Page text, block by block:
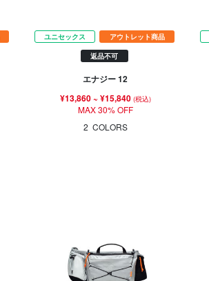
ユニセックス アウトレット商品
返品不可
エナジー 12
¥13,860~ ¥15,840 (税込)
MAX 30% OFF
2 COLORS